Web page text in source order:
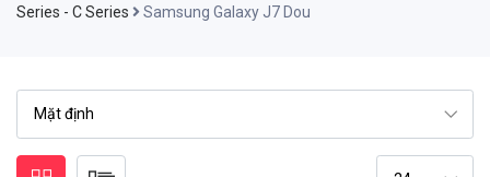
Series - C Series
Samsung Galaxy J7 Dou